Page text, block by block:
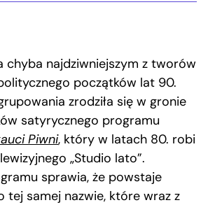
chyba najdziwniejszym z tworów
początków lat 90.
zrodziła się w gronie
satyrycznego programu
Piwni, który w latach 80. robi
„Studio lato”.
sprawia, że powstaje
tej samej nazwie, które wraz z